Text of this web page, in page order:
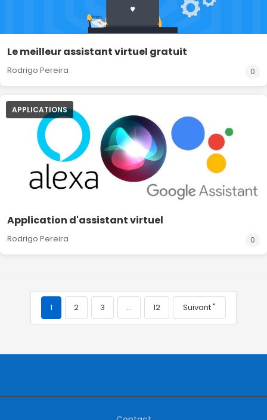
Le meilleur assistant virtuel gratuit
Rodrigo Pereira 0
APPLICATIONS
Application d'assistant virtuel
Rodrigo Pereira 0
1 2 3 … 12 Suivant "